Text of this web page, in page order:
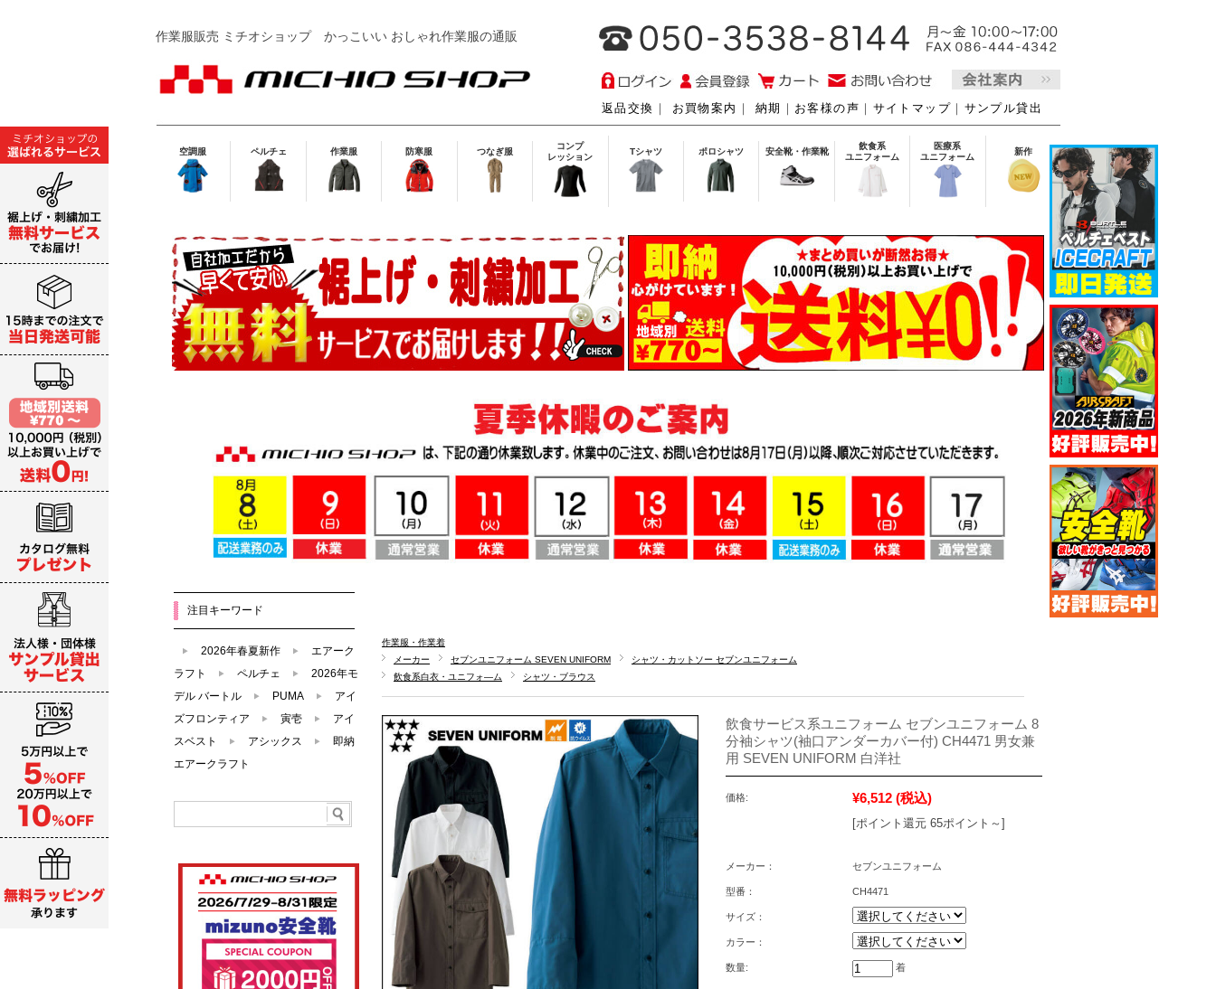
作業服販売 ミチオショップかっこいい おしゃれ作業服の通販
返品交換 ｜ お買物案内 ｜ 納期 ｜ お客様の声 ｜ サイトマップ ｜ サンプル貸出
空調服 ペルチェ 作業服 防寒服 つなぎ服
コンプ
レッション
Tシャツ ポロシャツ 安全靴・作業靴
飲食系
ユニフォーム
医療系
ユニフォーム
新作
作業服・作業着
メーカー
セブンユニフォーム SEVEN UNIFORM
シャツ・カットソー セブンユニフォーム
飲食系白衣・ユニフォ―ム
シャツ・ブラウス
飲食サービス系ユニフォーム セブンユニフォーム 8
分袖シャツ(袖口アンダーカバー付) CH4471 男女兼
用 SEVEN UNIFORM 白洋社
価格: ¥6,512 (税込)
[ポイント還元 65ポイント～]
メーカー： セブンユニフォーム
型番： CH4471
サイズ：
カラー：
数量: 着
注目キーワード
2026年春夏新作
エアーク
ラフト
ペルチェ
2026年モ
デル バートル
PUMA
アイ
ズフロンティア
寅壱
アイ
スベスト
アシックス
即納
エアークラフト